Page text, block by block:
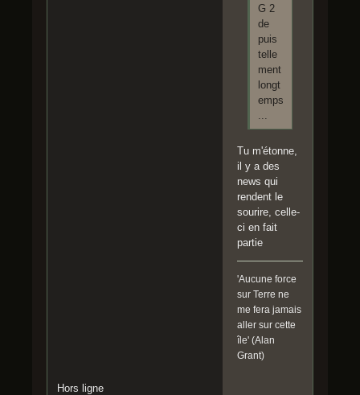
G 2
de
puis
telle
ment
longt
emps
...
Tu m'étonne,
il y a des
news qui
rendent le
sourire, celle-
ci en fait
partie
'Aucune force
sur Terre ne
me fera jamais
aller sur cette
île' (Alan
Grant)
Hors ligne